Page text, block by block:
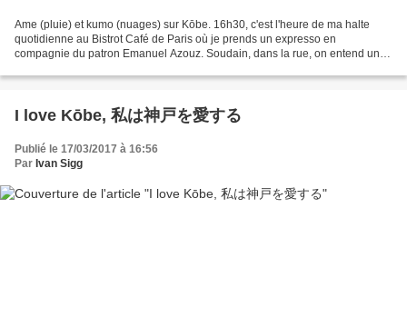
Ame (pluie) et kumo (nuages) sur Kōbe. 16h30, c'est l'heure de ma halte
quotidienne au Bistrot Café de Paris où je prends un expresso en
compagnie du patron Emanuel Azouz. Soudain, dans la rue, on entend un
I love Kōbe, 私は神戸を愛する
Publié le 17/03/2017 à 16:56
Par Ivan Sigg